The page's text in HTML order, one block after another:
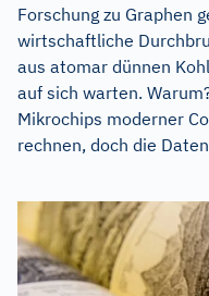
Forschung zu Graphen
wirtschaftliche
aus atomar dünnen
auf sich warten.
Mikrochips moderner
rechnen, doch die